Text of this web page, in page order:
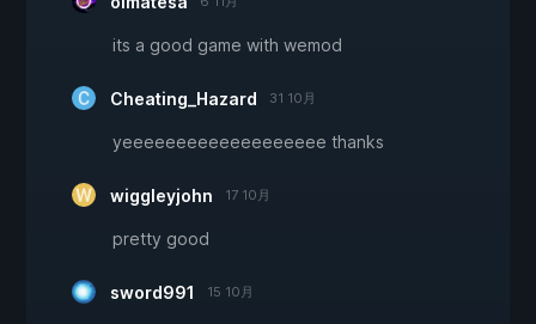
its a good game with wemod
Cheating_Hazard 31 10月
yeeeeeeeeeeeeeeeeeee thanks
wiggleyjohn 17 10月
pretty good
sword991 15 10月